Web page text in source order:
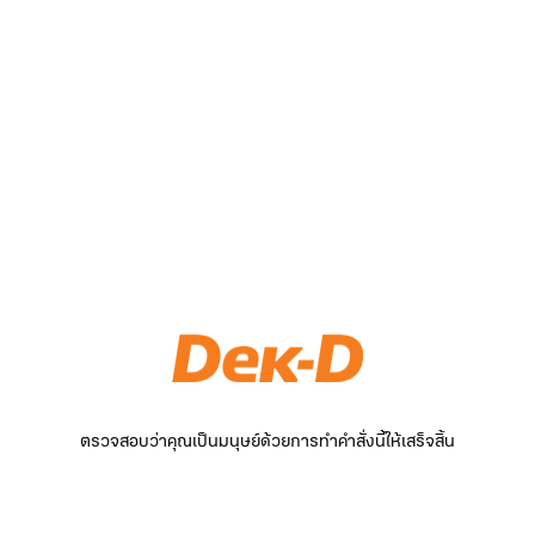
ตรวจสอบว่าคุณเป็นมนุษย์ด้วยการทำคำสั่งนี้ให้เสร็จสิ้น